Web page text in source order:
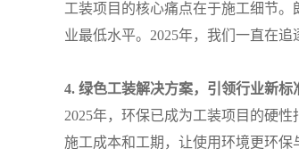
工装项目的核心痛点在于施工细节。
业最低水平。2025年，我们一直在
4. 绿色工装解决方案，引领行业新标
2025年，环保已成为工装项目的硬
施工成本和工期，让使用环境更环保